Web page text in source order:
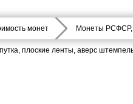
монет Монеты
плоские ленты, аверс